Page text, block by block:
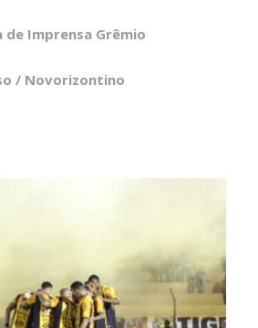
de Imprensa Grêmio
/ Novorizontino